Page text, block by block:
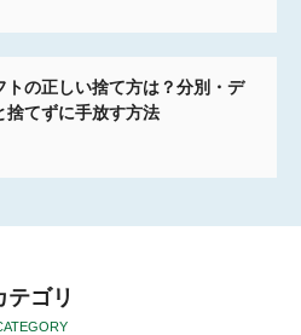
トの正しい捨て方は？分別・デ
捨てずに手放す方法
テゴリ